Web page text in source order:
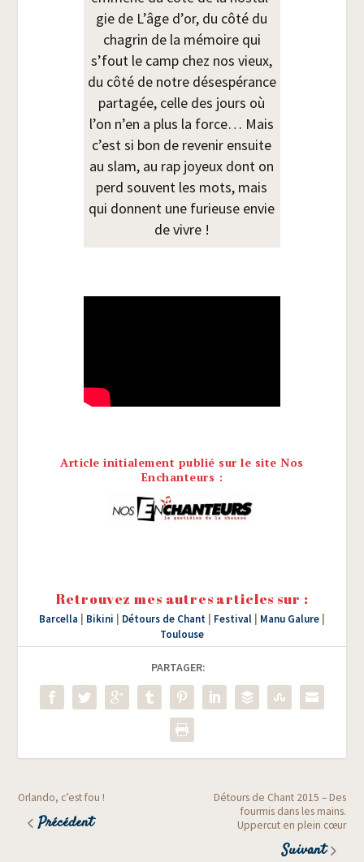
gie de L’âge d’or, du côté du
cha­grin de la mémoire qui
s’fout le camp chez nos vieux,
du côté de notre déses­pé­rance
par­ta­gée, celle des jours où
l’on n’en a plus la force… Mais
c’est si bon de reve­nir ensuite
au slam, au rap joyeux dont on
perd sou­vent les mots, mais
qui donnent une furieuse envie
de vivre !
Article initialement publié sur le site Nos
Enchanteurs :
Retrouvez mes autres articles sur :
Barcella Bikini Détours de Chant Festival Manu Galure
Toulouse
PARTAGER:
Orlando, c’est fou !
Précédent
Détours de Chant 2015 – Des
fourmis dans les mains.
Uppercut en plein cœur
Suivant